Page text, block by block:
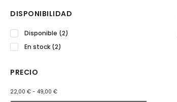
DISPONIBILIDAD
Disponible (2)
En stock (2)
PRECIO
22,00 € - 49,00 €